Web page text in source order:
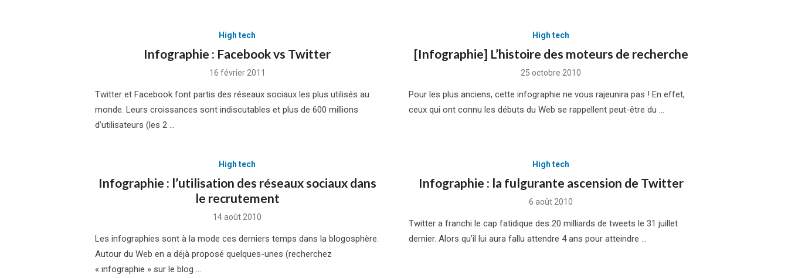
High tech
Infographie : Facebook vs Twitter
Posted
16 février 2011
Twitter et Facebook font partis des réseaux sociaux les plus utilisés au
monde. Leurs croissances sont indiscutables et plus de 600 millions
d’utilisateurs (les 2 …
High tech
[Infographie] L’histoire des moteurs de recherche
Posted
25 octobre 2010
Pour les plus anciens, cette infographie ne vous rajeunira pas ! En effet,
ceux qui ont connu les débuts du Web se rappellent peut-être du …
High tech
Infographie : l’utilisation des réseaux sociaux dans
le recrutement
Posted
14 août 2010
Les infographies sont à la mode ces derniers temps dans la blogosphère.
Autour du Web en a déjà proposé quelques-unes (recherchez
« infographie » sur le blog …
High tech
Infographie : la fulgurante ascension de Twitter
Posted
6 août 2010
Twitter a franchi le cap fatidique des 20 milliards de tweets le 31 juillet
dernier. Alors qu’il lui aura fallu attendre 4 ans pour atteindre …